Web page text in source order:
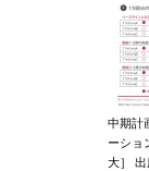
中期計
ーショ
大］